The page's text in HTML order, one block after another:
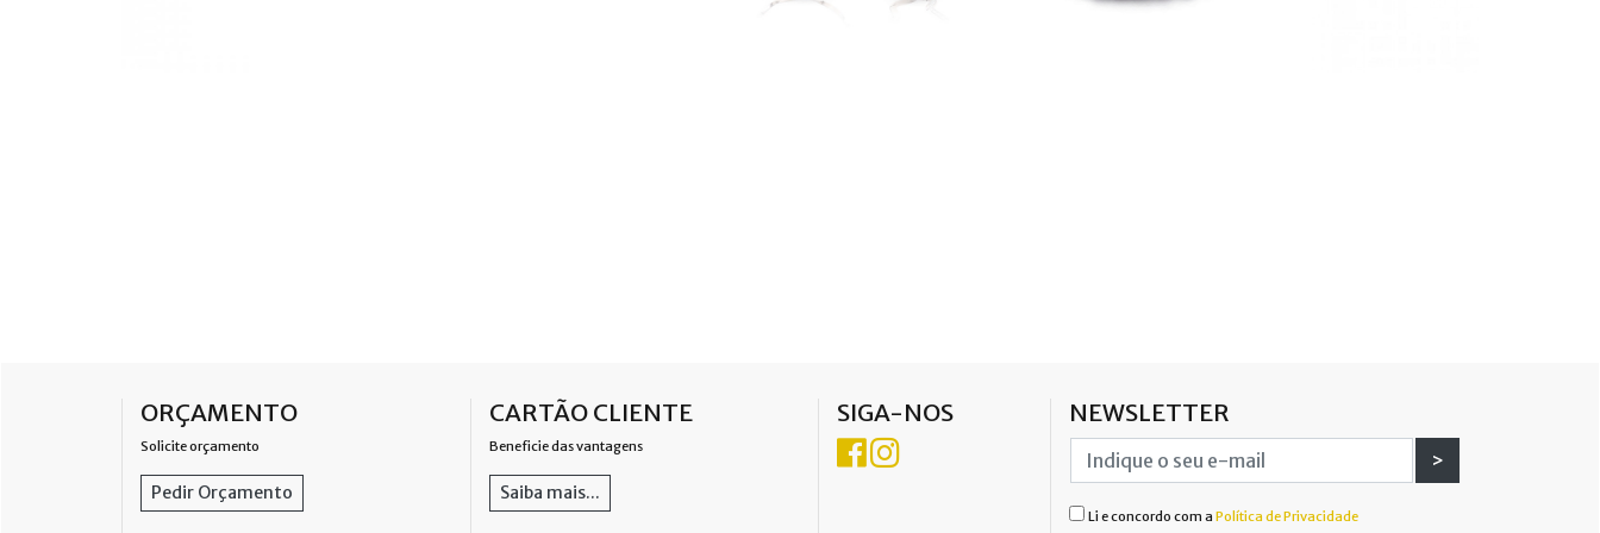
ORÇAMENTO
Solicite orçamento
Pedir Orçamento
CARTÃO CLIENTE
Beneficie das vantagens
Saiba mais...
SIGA-NOS NEWSLETTER
>
Li e concordo com a Política de Privacidade